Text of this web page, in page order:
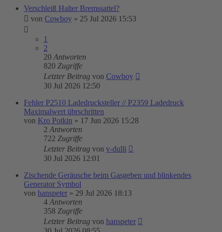
Verschleiß Halter Bremssattel?
von Cowboy » 25 Jul 2026 15:53
1
2
20 Antworten
820 Zugriffe
Letzter Beitrag von Cowboy
30 Jul 2026 12:50
Fehler P2510 Ladedrucksteller // P2359 Ladedruck
Maximalwert übrschritten
von Kro Potkin » 17 Jun 2026 15:28
2 Antworten
722 Zugriffe
Letzter Beitrag von v-dulli
30 Jul 2026 12:01
Zischende Geräusche beim Gasgeben und blinkendes
Generator Symbol
von hanspeter » 29 Jul 2026 18:13
4 Antworten
358 Zugriffe
Letzter Beitrag von hanspeter